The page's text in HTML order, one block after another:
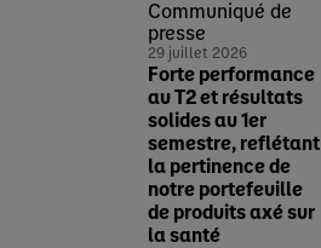
Communiqué de
presse
29 juillet 2026
Forte performance
au T2 et résultats
solides au 1er
semestre, reflétant
la pertinence de
notre portefeuille
de produits axé sur
la santé